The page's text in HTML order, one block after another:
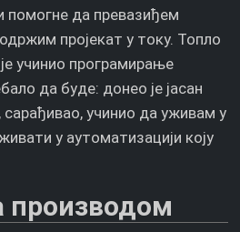
помогне да превазиђем
пројекат у току. Топло
учинио програмирање
да буде: донео је јасан
учинио да уживам у
у аутоматизацији коју
производом